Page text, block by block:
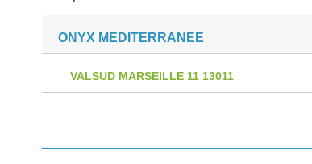
ONYX MEDITERRANEE
VALSUD MARSEILLE 11 13011